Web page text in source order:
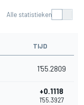
Alle statistieken
TIJD
1'55.2809
+0.1118
1'55.3927